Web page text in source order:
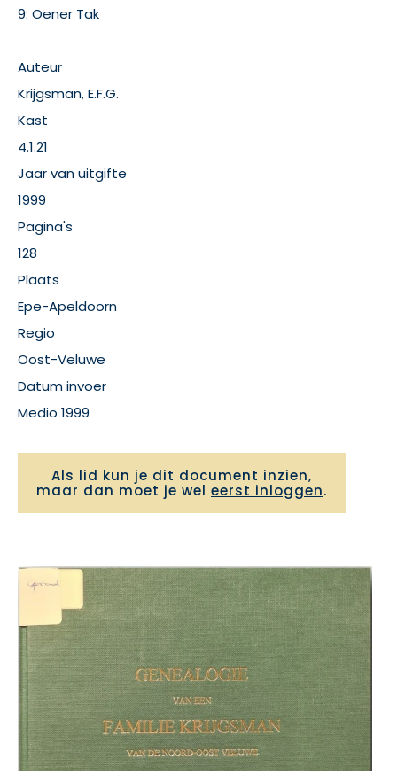
9: Oener Tak
Auteur
Krijgsman, E.F.G.
Kast
4.1.21
Jaar van uitgifte
1999
Pagina's
128
Plaats
Epe-Apeldoorn
Regio
Oost-Veluwe
Datum invoer
Medio 1999
Als lid kun je dit document inzien,
maar dan moet je wel eerst inloggen.